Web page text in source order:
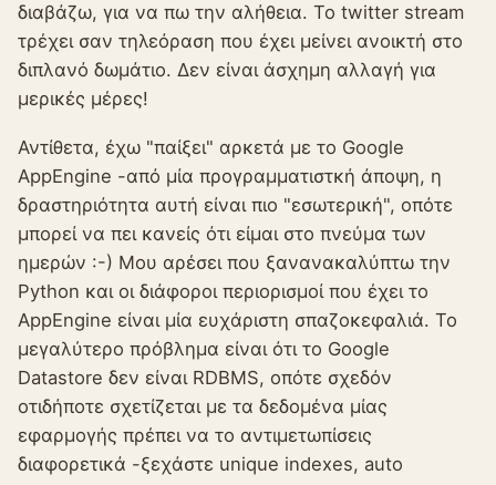
διαβάζω, για να πω την αλήθεια. Το twitter stream
τρέχει σαν τηλεόραση που έχει μείνει ανοικτή στο
διπλανό δωμάτιο. Δεν είναι άσχημη αλλαγή για
μερικές μέρες!
Αντίθετα, έχω "παίξει" αρκετά με το Google
AppEngine -από μία προγραμματιστκή άποψη, η
δραστηριότητα αυτή είναι πιο "εσωτερική", οπότε
μπορεί να πει κανείς ότι είμαι στο πνεύμα των
ημερών :-) Μου αρέσει που ξανανακαλύπτω την
Python και οι διάφοροι περιορισμοί που έχει το
AppEngine είναι μία ευχάριστη σπαζοκεφαλιά. Το
μεγαλύτερο πρόβλημα είναι ότι το Google
Datastore δεν είναι RDBMS, οπότε σχεδόν
οτιδήποτε σχετίζεται με τα δεδομένα μίας
εφαρμογής πρέπει να το αντιμετωπίσεις
διαφορετικά -ξεχάστε unique indexes, auto